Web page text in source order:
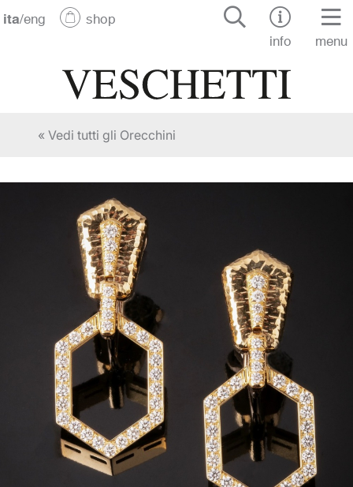
ita/eng
shop
info
menu
« Vedi tutti gli Orecchini